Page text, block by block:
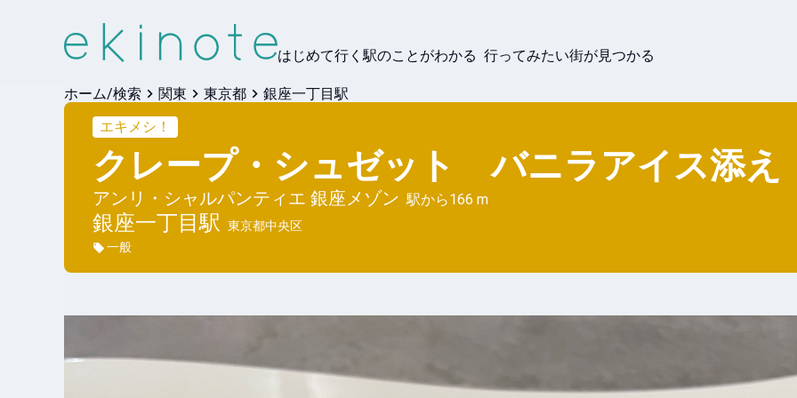
はじめて行く駅のことがわかる 行ってみたい街が見つかる
ホーム/検索 関東 東京都
銀座一丁目駅
エキメシ！
クレープ・シュゼット バニラアイス添え
アンリ・シャルパンティエ 銀座メゾン 駅から166 m
銀座一丁目駅 東京都中央区
一般